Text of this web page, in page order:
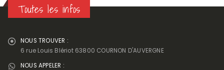
Toutes les infos
NOUS TROUVER :
6 rue Louis Blériot 63800 COURNON D'AUVERGNE
NOUS APPELER :